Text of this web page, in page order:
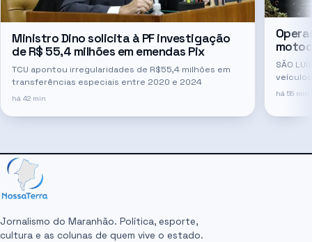
Ministro Dino solicita à PF investigação
de R$ 55,4 milhões em emendas Pix
TCU apontou irregularidades de R$55,4 milhões em
transferências especiais entre 2020 e 2024
há 42 min
SÃO
com
há 55 min
Jornalismo do Maranhão. Política, esporte,
cultura e as colunas de quem vive o estado.